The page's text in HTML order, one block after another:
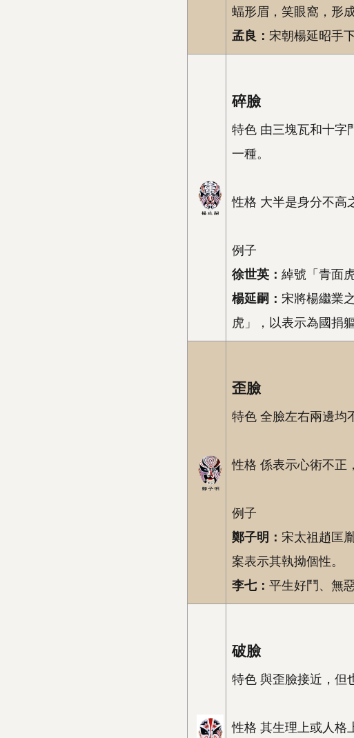
蝠形眉，笑眼窩，形
孟良： 宋朝楊延昭手
碎臉
特色 由三塊瓦和十字
一種。
性格 大半是身分不高
例子
徐世英： 綽號「青面
楊延嗣： 宋將楊繼業
虎」，以表示為國捐
歪臉
特色 全臉左右兩邊均
性格 係表示心術不正
例子
鄭子明： 宋太祖趙匡
案表示其執拗個性。
李七： 平生好鬥、無
破臉
特色 與歪臉接近，但
性格 其生理上或人格